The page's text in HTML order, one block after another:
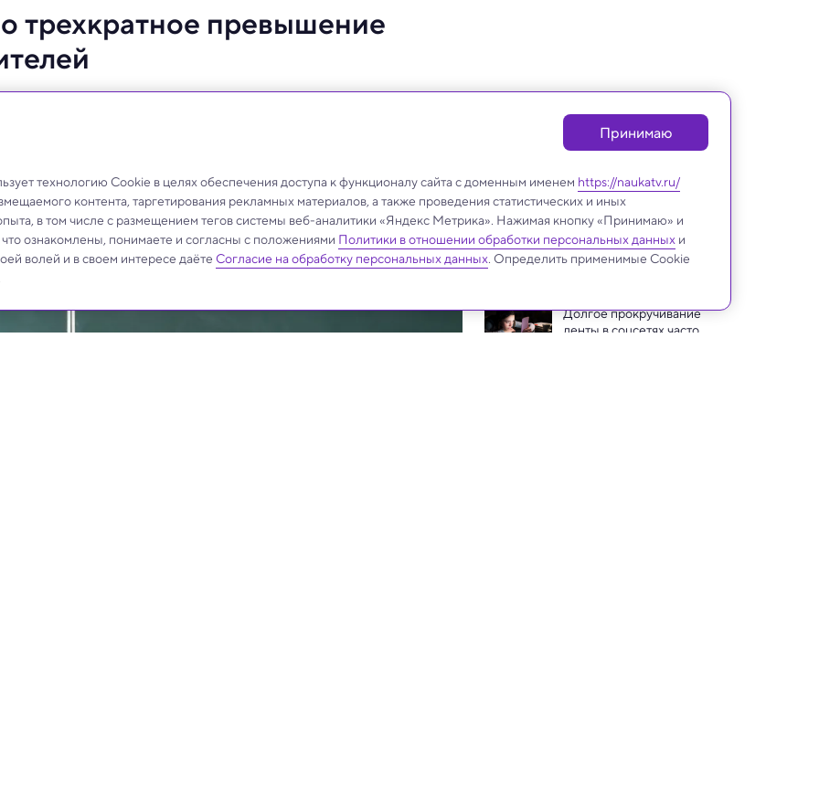
трехкратное превышение
Психология
Долгое прокручивание
ленты в соцсетях часто
Принимаю
технологию Cookie в целях обеспечения доступа к функционалу сайта с доменным именем https://naukatv.ru/
контента, таргетирования рекламных материалов, а также проведения статистических и иных
в том числе с размещением тегов системы веб-аналитики «Яндекс Метрика». Нажимая кнопку «Принимаю» и
ознакомлены, понимаете и согласны с положениями Политики в отношении обработки персональных данных и
волей и в своем интересе даёте Согласие на обработку персональных данных. Определить применимые Cookie